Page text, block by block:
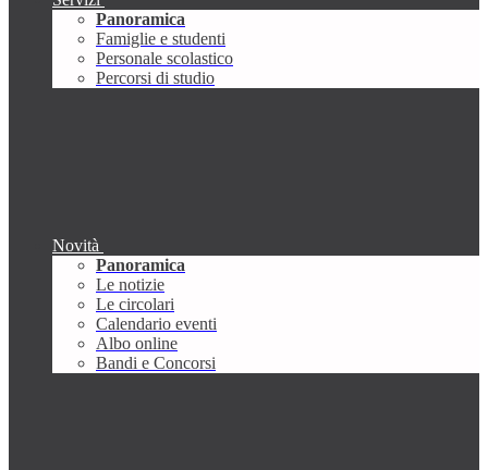
Panoramica
Famiglie e studenti
Personale scolastico
Percorsi di studio
Novità
Panoramica
Le notizie
Le circolari
Calendario eventi
Albo online
Bandi e Concorsi